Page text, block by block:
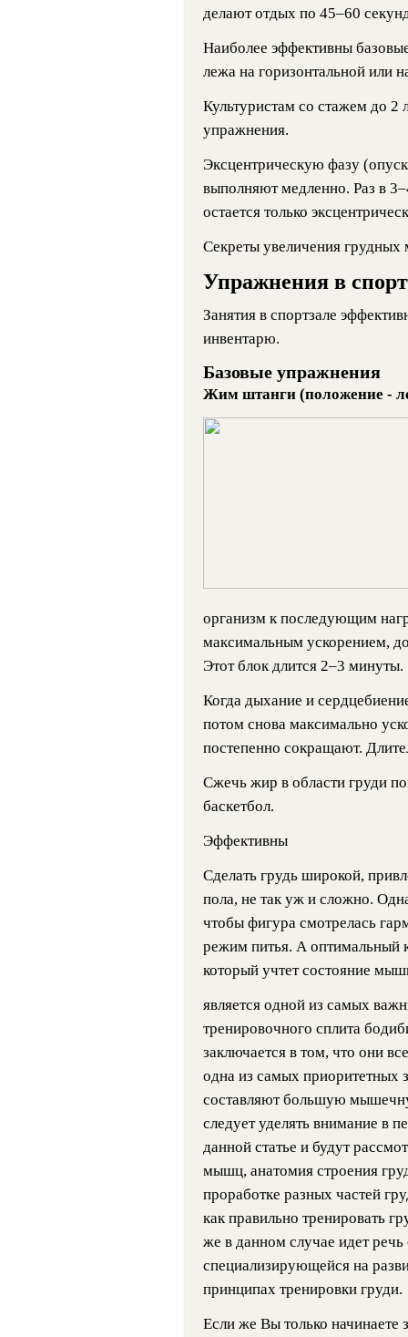
делают отдых по 45–60
Наиболее эффективны
лежа на горизонтальной или
Культуристам со стажем до
упражнения.
Эксцентрическую фазу
выполняют медленно. Раз в
остается только
Секреты увеличения
Упражнения в
Занятия в спортзале
инвентарю.
Базовые упражнения
Жим штанги (положение -
организм к последующим
максимальным ускорением,
Этот блок длится 2–3 минуты.
Когда дыхание и
потом снова максимально
постепенно сокращают.
Сжечь жир в области груди
баскетбол.
Эффективны
Сделать грудь широкой,
пола, не так уж и сложно.
чтобы фигура смотрелась
режим питья. А оптимальный
который учтет состояние
является одной из самых
тренировочного сплита
заключается в том, что они
одна из самых приоритетных
составляют большую
следует уделять внимание в
данной статье и будут
мышц, анатомия строения
проработке разных частей
как правильно тренировать
же в данном случае идет
специализирующейся на
принципах тренировки груди.
Если же Вы только начинаете